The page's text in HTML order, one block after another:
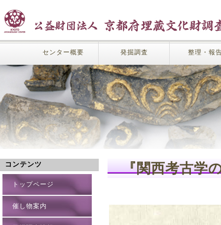
センター概要 発掘調査 整理・報
『関西考古学
コンテンツ
トップページ
催し物案内